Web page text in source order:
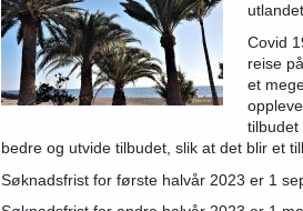
Covid
reise
et
tilbudet
bedre og utvide tilbudet, slik at det blir et
Søknadsfrist for første halvår 2023 er 1